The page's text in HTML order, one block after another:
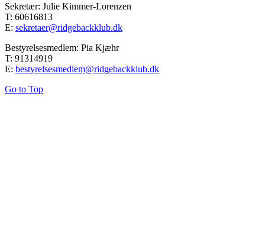
Sekretær: Julie Kimmer-Lorenzen
T: 60616813
E: sekretaer@ridgebackklub.dk
Bestyrelsesmedlem: Pia Kjæhr
T: 91314919
E: bestyrelsesmedlem@ridgebackklub.dk
Go to Top